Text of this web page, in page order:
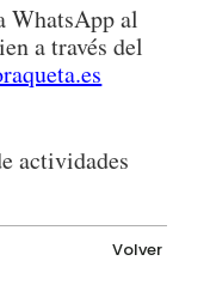
WhatsApp al
a través del
actividades
Volver